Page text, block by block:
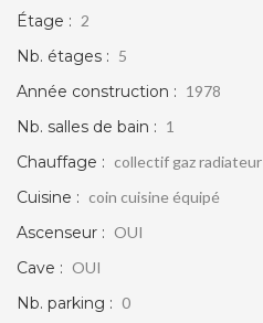
Étage : 2
Nb. étages : 5
Année construction : 1978
Nb. salles de bain : 1
Chauffage : collectif gaz radiateur
Cuisine : coin cuisine équipé
Ascenseur : OUI
Cave : OUI
Nb. parking : 0